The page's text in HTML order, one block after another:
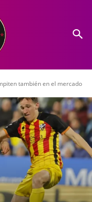
también en el mercado